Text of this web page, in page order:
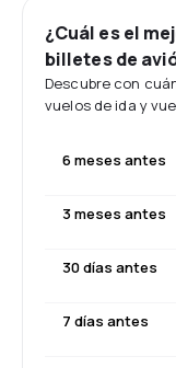
¿Cuál es el
billetes de
Descubre con
vuelos de ida y
6 meses antes
3 meses antes
30 días antes
7 días antes